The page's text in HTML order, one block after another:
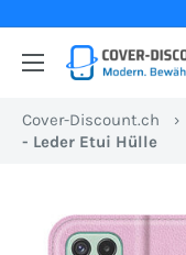
Inhalt
Cover-
Ihr
Onlineshop
der
Schweiz
Cover-Discount.ch ›
- Leder Etui Hülle